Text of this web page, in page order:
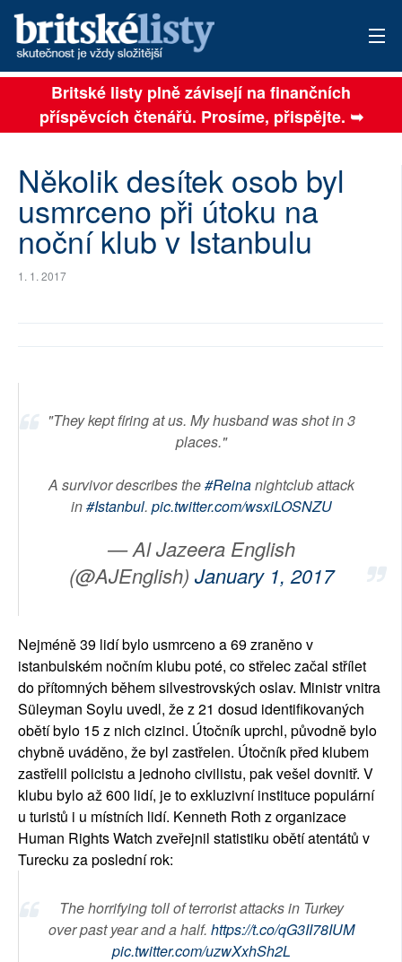
AKTUÁLNÍ VYDÁNÍ
ARCHIV
TÉMATA
AUTOŘI
PŘÍSPĚVKY NA PROVOZ
Britské listy plně závisejí na finančních
příspěvcích čtenářů. Prosíme, přispějte. ➥
Několik desítek osob byl
usmrceno při útoku na
noční klub v Istanbulu
1. 1. 2017
"They kept firing at us. My husband was shot in 3
places."
A survivor describes the#Reinanightclub attack
in#Istanbul. pic.twitter.com/wsxiLOSNZU
— Al Jazeera English
(@AJEnglish) January 1, 2017
Nejméně 39 lidí bylo usmrceno a 69 zraněno v
istanbulském nočním klubu poté, co střelec začal střílet
do přítomných během silvestrovských oslav. Ministr vnitra
Süleyman Soylu uvedl, že z 21 dosud identifikovaných
obětí bylo 15 z nich cizinci. Útočník uprchl, původně bylo
chybně uváděno, že byl zastřelen. Útočník před klubem
zastřelil policistu a jednoho civilistu, pak vešel dovnitř. V
klubu bylo až 600 lidí, je to exkluzivní instituce populární
u turistů i u místních lidí. Kenneth Roth z organizace
Human Rights Watch zveřejnil statistiku obětí atentátů v
Turecku za poslední rok:
The horrifying toll of terrorist attacks in Turkey
over past year and a half. https://t.co/qG3II78IUM
pic.twitter.com/uzwXxhSh2L